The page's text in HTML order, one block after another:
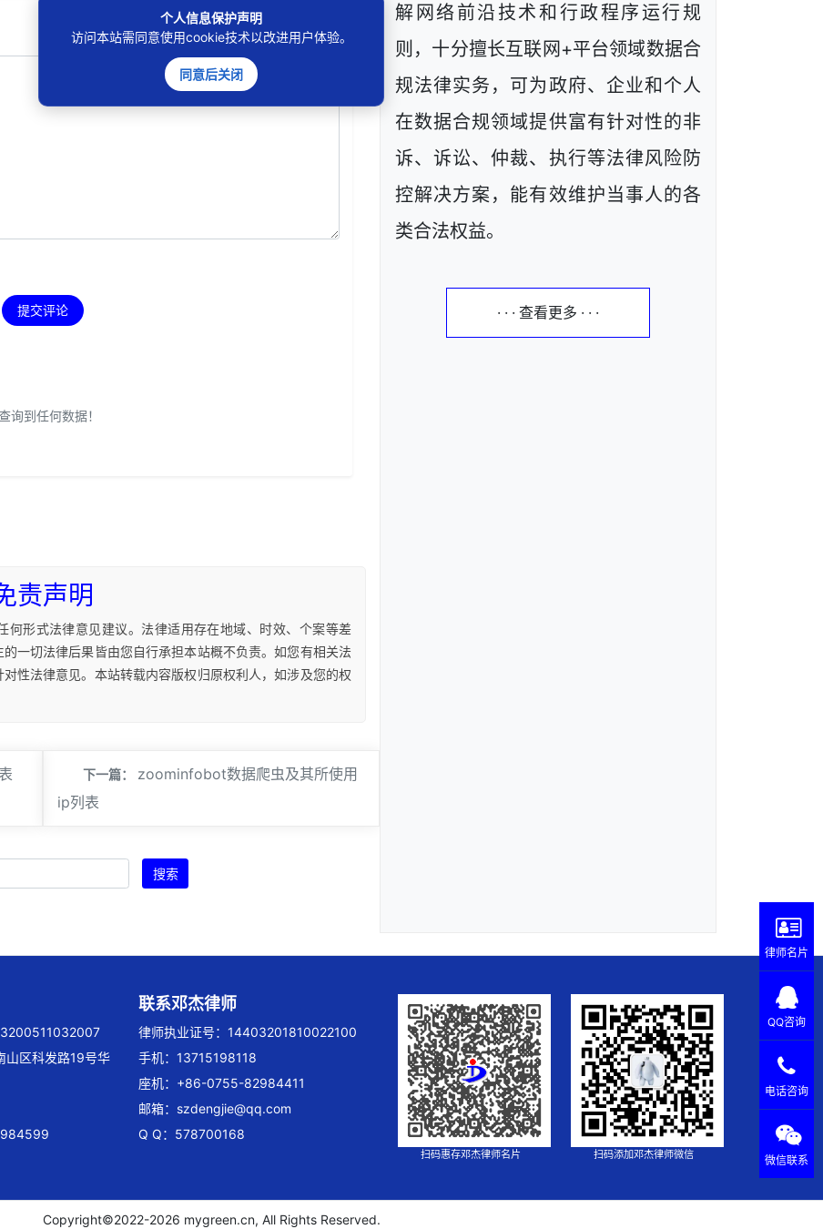
提交评论
询到任何数据！
责声明
何形式法律意见建议。法律适用存在地域、时效、个案等差
一切法律后果皆由您自行承担本站概不负责。如您有相关法
性法律意见。本站转载内容版权归原权利人，如涉及您的权
下一篇：
zoominfobot数据爬虫及其所使用
ip列表
搜索
解网络前沿技术和行政程序运行规
则，十分擅长互联网+平台领域数据合
规法律实务，可为政府、企业和个人
在数据合规领域提供富有针对性的非
诉、诉讼、仲裁、执行等法律风险防
控解决方案，能有效维护当事人的各
类合法权益。
· · · 查看更多 · · ·
山区科发路19号华
联系邓杰律师
律师执业证号：14403201810022100
手机：13715198118
座机：+86-0755-82984411
邮箱： szdengjie@qq.com
Q Q：578700168
扫码惠存邓杰律师名片 扫码添加邓杰律师微信
Copyright©2022-2026 mygreen.cn, All Rights Reserved.
律师名片
QQ咨询
电话咨询
微信联系
个人信息保护声明
访问本站需同意使用cookie技术以改进用户体验。
同意后关闭